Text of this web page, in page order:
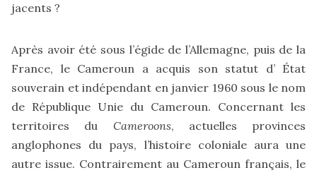
jacents ?
Après avoir été sous l’égide de l’Allemagne, puis de la
France, le Cameroun a acquis son statut d’ État
souverain et indépendant en janvier 1960 sous le nom
de République Unie du Cameroun. Concernant les
territoires du Cameroons, actuelles provinces
anglophones du pays, l’histoire coloniale aura une
autre issue. Contrairement au Cameroun français, le